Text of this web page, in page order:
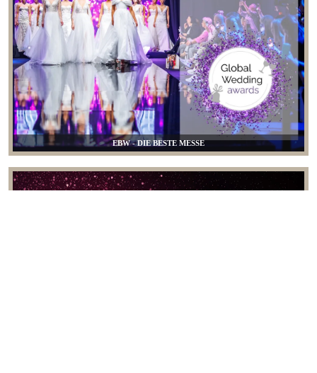
EBW - DIE BESTE MESSE